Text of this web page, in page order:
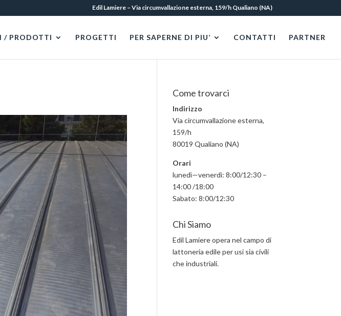
Edil Lamiere – Via circumvallazione esterna, 159/h Qualiano (NA)
/ PRODOTTI PROGETTI PER SAPERNE DI PIU’ CONTATTI PARTNER
Come trovarci
Indirizzo
Via circumvallazione esterna,
159/h
80019 Qualiano (NA)
Orari
lunedì—venerdì: 8:00/12:30 –
14:00 /18:00
Sabato: 8:00/12:30
Chi Siamo
Edil Lamiere opera nel campo di
lattoneria edile per usi sia civili
che industriali.